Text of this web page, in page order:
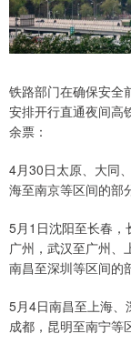
铁路部门在确保安全
安排开行直通夜间高
余票：
4月30日太原、大同
海至南京等区间的部
5月1日沈阳至长春，
广州，武汉至广州、
南昌至深圳等区间的
5月4日南昌至上海、
成都，昆明至南宁等